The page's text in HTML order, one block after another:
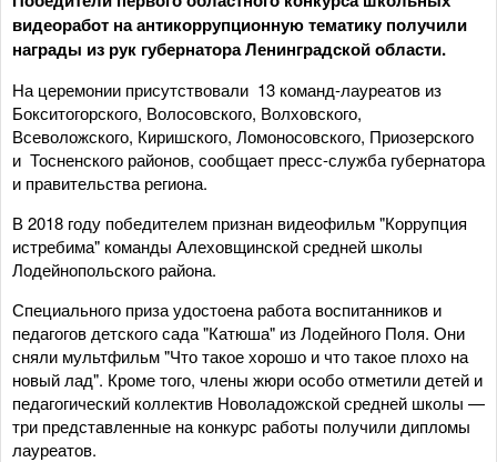
видеоработ на антикоррупционную тематику получили
награды из рук губернатора Ленинградской области.
На церемонии присутствовали 13 команд-лауреатов из
Бокситогорского, Волосовского, Волховского,
Всеволожского, Киришского, Ломоносовского, Приозерского
и Тосненского районов, сообщает пресс-служба губернатора
и правительства региона.
В 2018 году победителем признан видеофильм "Коррупция
истребима" команды Алеховщинской средней школы
Лодейнопольского района.
Специального приза удостоена работа воспитанников и
педагогов детского сада "Катюша" из Лодейного Поля. Они
сняли мультфильм "Что такое хорошо и что такое плохо на
новый лад". Кроме того, члены жюри особо отметили детей и
педагогический коллектив Новоладожской средней школы —
три представленные на конкурс работы получили дипломы
лауреатов.